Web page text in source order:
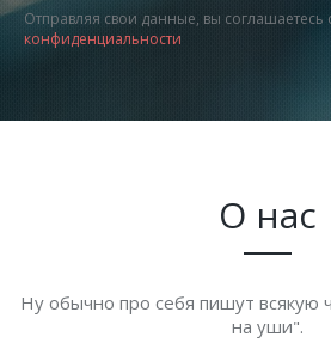
Отправляя свои данные, вы соглашаетесь
конфиденциальности
О нас
Ну обычно про себя пишут всякую
на уши".